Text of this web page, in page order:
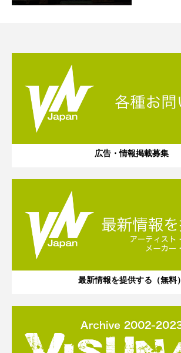
広告・情報掲載募集
最新情報を提供する（無料）